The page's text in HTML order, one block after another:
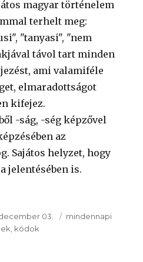
magyar történelem
terhelt meg:
"tanyasi", "nem
távol tart minden
ami valamiféle
elmaradottságot
kifejez.
-ság, -ség képzővel
az
Sajátos helyzet, hogy
jelentésében is.
03. Témakör
mindennapi
kódok